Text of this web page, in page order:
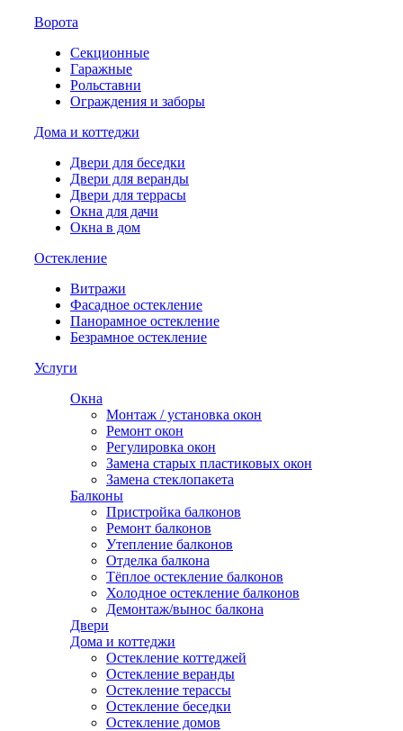
Ворота
Секционные
Гаражные
Рольставни
Ограждения и заборы
Дома и коттеджи
Двери для беседки
Двери для веранды
Двери для террасы
Окна для дачи
Окна в дом
Остекление
Витражи
Фасадное остекление
Панорамное остекление
Безрамное остекление
Услуги
Окна
Монтаж / установка окон
Ремонт окон
Регулировка окон
Замена старых пластиковых окон
Замена стеклопакета
Балконы
Пристройка балконов
Ремонт балконов
Утепление балконов
Отделка балкона
Тёплое остекление балконов
Холодное остекление балконов
Демонтаж/вынос балкона
Двери
Дома и коттеджи
Остекление коттеджей
Остекление веранды
Остекление терассы
Остекление беседки
Остекление домов